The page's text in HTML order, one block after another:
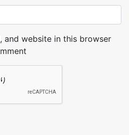
and website in this browser